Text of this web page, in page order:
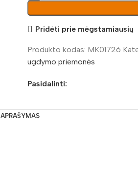
Pridėti prie mėgstamiausių
Produkto kodas: MK01726
ugdymo priemonės
Pasidalinti:
APRAŠYMAS